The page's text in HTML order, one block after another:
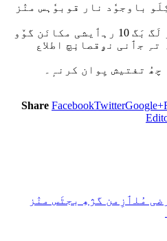
باوجوٗد نار قوبوٗہس منٛز
تٔمۍ ووٚن زِ اَتھ واقعَس منٛز لَگ بَگ 10 رہٲیشی مکانَن گوٚو
جٲنی نۄقصانٕچ اطلاع
تفتیش یِوان کرنہٕ۔
Share FacebookTwitterGoogle+
مُلٲزِمن گژھِ بجٹَس منٛز